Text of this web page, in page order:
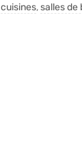
cuisines,salles de